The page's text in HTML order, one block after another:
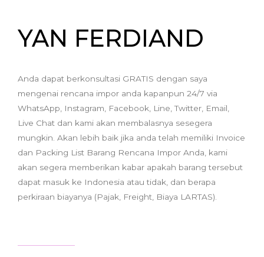
YAN FERDIAND
Anda dapat berkonsultasi GRATIS dengan saya
mengenai rencana impor anda kapanpun 24/7 via
WhatsApp, Instagram, Facebook, Line, Twitter, Email,
Live Chat dan kami akan membalasnya sesegera
mungkin. Akan lebih baik jika anda telah memiliki Invoice
dan Packing List Barang Rencana Impor Anda, kami
akan segera memberikan kabar apakah barang tersebut
dapat masuk ke Indonesia atau tidak, dan berapa
perkiraan biayanya (Pajak, Freight, Biaya LARTAS).